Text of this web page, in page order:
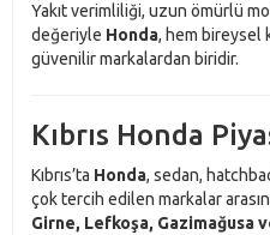
Yakıt verimliliği, uzun ömürlü
değeriyle Honda, hem bireysel
güvenilir markalardan biridir.
Kıbrıs Honda
Kıbrıs’ta Honda, sedan,
çok tercih edilen markalar
Girne, Lefkoşa, Gazimağusa